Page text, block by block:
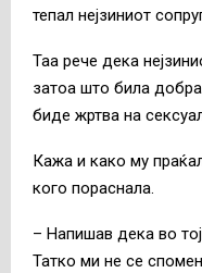
тепал нејзиниот
Таа рече дека
затоа што била
биде жртва на
Кажа и како му
кого пораснала.
– Напишав дека во
Татко ми не се